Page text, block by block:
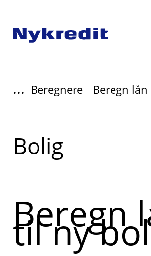
... Beregnere Beregn
Read
more
Bolig
Beregn
til ny